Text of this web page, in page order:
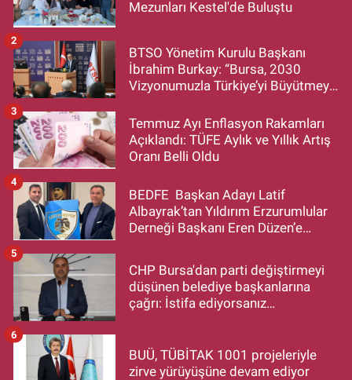
Mezunları Kestel'de Buluştu
BTSO Yönetim Kurulu Başkanı
İbrahim Burkay: “Bursa, 2030
Vizyonumuzla Türkiye’yi Büyütmeye
2
Temmuz Ayı Enflasyon Rakamları
Açıklandı: TÜFE Aylık ve Yıllık Artış
Oranı Belli Oldu
3
BEDFE Başkan Adayı Latif
Albayrak’tan Yıldırım Erzurumlular
Derneği Başkanı Eren Düzen’e
4
CHP Bursa'dan parti değiştirmeyi
düşünen belediye başkanlarına
çağrı: İstifa ediyorsanız
5
BUÜ, TÜBİTAK 1001 projeleriyle
zirve yürüyüşüne devam ediyor
6